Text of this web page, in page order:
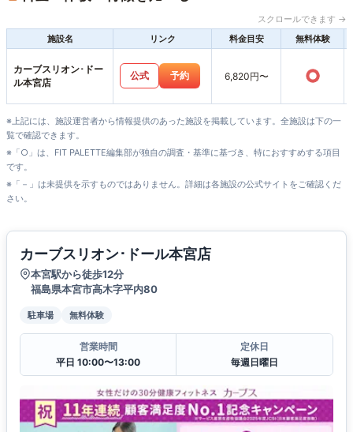
スクロールできます →
施設名
リンク 料金目安 無料体験
カーブスリオン･ドー
ル本宮店
公式 予約 6,820円〜 ○
※上記には、施設運営者から情報提供のあった施設を掲載しています。全施設は下の一
覧で確認できます。
※「○」は、FIT PALETTE編集部が独自の調査・基準に基づき、特におすすめする項目
です。
※「－」は未提供を示すものではありません。詳細は各施設の公式サイトをご確認くだ
さい。
カーブスリオン･ドール本宮店
本宮駅から徒歩12分
福島県本宮市高木字平内80
駐車場 無料体験
営業時間
平日 10:00〜13:00
定休日
毎週日曜日